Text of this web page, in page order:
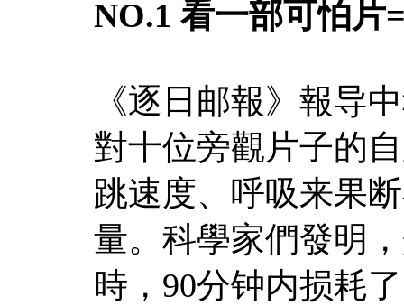
NO.1 看一部可怕片
《逐日邮報》報导
對十位旁觀片子的
跳速度、呼吸来果
量。科學家們發明
時，90分钟内损耗